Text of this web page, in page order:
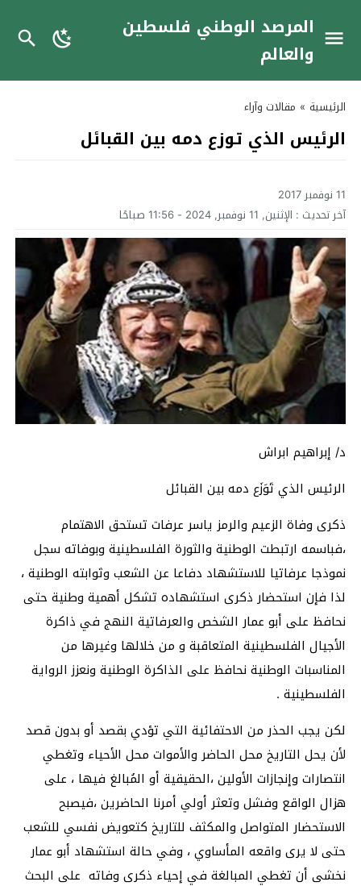
المرصد الوطني فلسطين
والعالم
الرئيسية » مقالات وآراء
الرئيس الذي توزع دمه بين القبائل
11 نوفمبر 2017
آخر تحديث : الإثنين, 11 نوفمبر, 2024 - 11:56 صباحًا
د/ إبراهيم ابراش
الرئيس الذي تَوَزَع دمه بين القبائل
ذكرى وفاة الزعيم والرمز ياسر عرفات تستحق الاهتمام
،فباسمه ارتبطت الوطنية والثورة الفلسطينية وبوفاته سجل
نموذجا عرفاتيا للاستشهاد دفاعا عن الشعب وثوابته الوطنية ،
لذا فإن استحضار ذكرى استشهاده تشكل أهمية وطنية حتى
نحافظ على أبو عمار الشخص والعرفاتية النهج في ذاكرة
الأجيال الفلسطينية المتعاقبة و من خلالها وغيرها من
المناسبات الوطنية نحافظ على الذاكرة الوطنية ونعزز الرواية
الفلسطينية .
لكن يجب الحذر من الاحتفائية التي تؤدي بقصد أو بدون قصد
لأن يحل التاريخ محل الحاضر والأموات محل الأحياء وتغطي
انتصارات وإنجازات الأولين ،الحقيقية أو المُبالغ فيها ، على
هزال الواقع وفشل وتعثر أولي أمرنا الحاضرين ،فيصبح
الاستحضار المتواصل والمكثف للتاريخ كتعويض نفسي للشعب
حتى لا يرى واقعه المأساوي ، وفي حالة استشهاد أبو عمار
نخشى أن تغطي المبالغة في إحياء ذكرى وفاته على البحث